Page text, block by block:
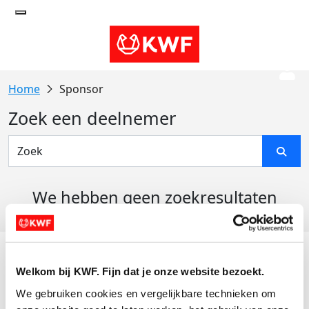
Welkom bij KWF. Fijn dat je onze website bezoekt.
We gebruiken cookies en vergelijkbare technieken om
Sponsor
Zoek een deelnemer
We hebben geen zoekresultaten
Actiematerialen
Evenementen